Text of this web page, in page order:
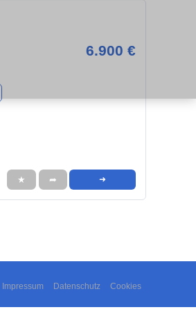
6.900 €
★ ➦ ➜
Impressum Datenschutz Cookies